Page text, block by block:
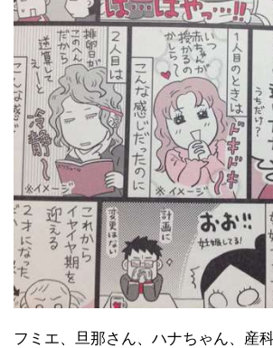
フミエ、旦那さん、ハナちゃん、産